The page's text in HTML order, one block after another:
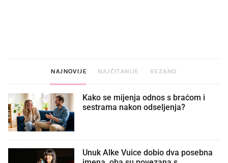
NAJNOVIJE NAJČITANIJE VEZANO
Kako se mijenja odnos s braćom i
sestrama nakon odseljenja?
Unuk Alke Vuice dobio dva posebna